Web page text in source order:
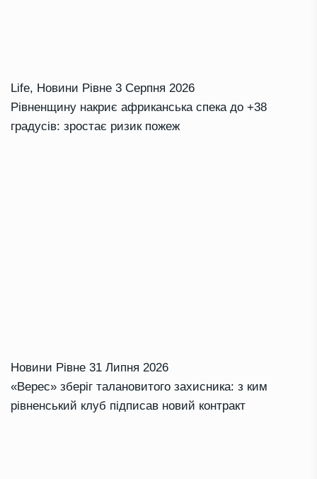
Life, Новини Рівне 3 Серпня 2026
Рівненщину накриє африканська спека до +38
градусів: зростає ризик пожеж
Новини Рівне 31 Липня 2026
«Верес» зберіг талановитого захисника: з ким
рівненський клуб підписав новий контракт